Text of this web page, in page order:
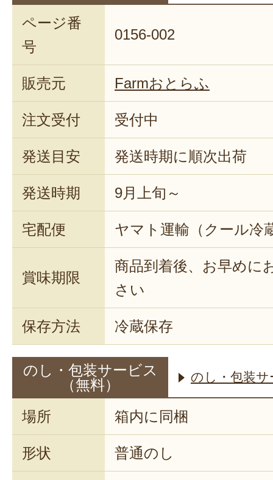
ページ番
号
0156-002
販売元 Farmおとらふ
注文受付 受付中
発送目安 発送時期に順次出荷
発送時期 9月上旬～
宅配便 ヤマト運輸（クール冷
賞味期限
商品到着後、お早めに
さい
保存方法 冷蔵保存
のし・包装サービス
（無料）
のし・包装
場所 箱内に同梱
形状 普通のし